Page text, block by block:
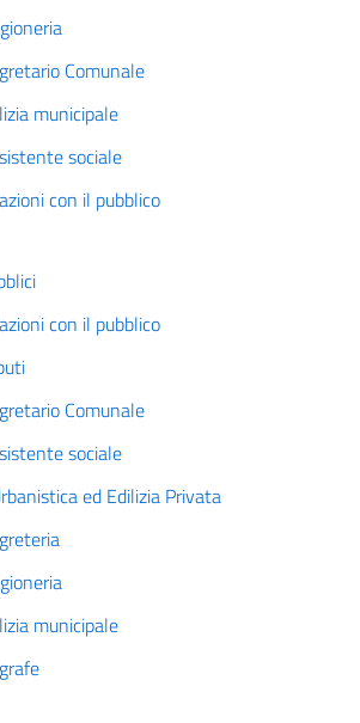
Comunale
municipale
sociale
con il pubblico
con il pubblico
Comunale
sociale
ed Edilizia Privata
municipale